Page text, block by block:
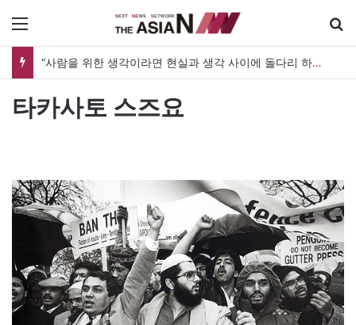
“사람을 위한 생각이라면 현실과 생각 사이에 돌다리 하나는 놓아야 하지 않을까”
타카사토 스즈요